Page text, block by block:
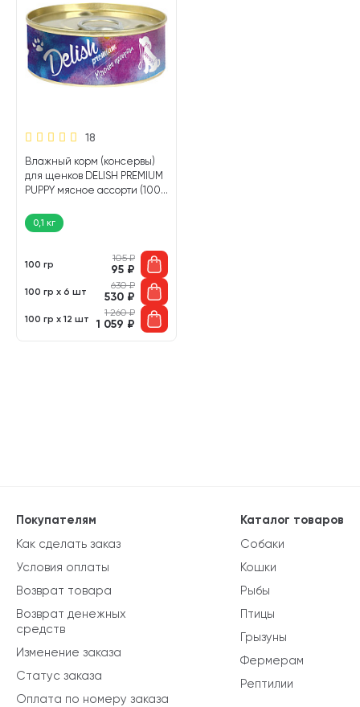
18
Влажный корм (консервы)
для щенков DELISH PREMIUM
PUPPY мясное ассорти (100
0,1 кг
100 гр
105₽
95 ₽
100 гр х 6 шт
630₽
530 ₽
100 гр х 12 шт
1 260₽
1 059 ₽
Каталог товаров
Собаки
Кошки
Рыбы
Птицы
Грызуны
Фермерам
Рептилии
Покупателям
Как сделать заказ
Условия оплаты
Возврат товара
Возврат денежных
средств
Изменение заказа
Статус заказа
Оплата по номеру заказа